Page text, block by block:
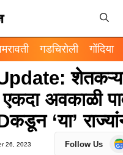
गडचिरोली गोंदिया
एकदा अवकाळी
‘या’
26, 2023 Follow Us